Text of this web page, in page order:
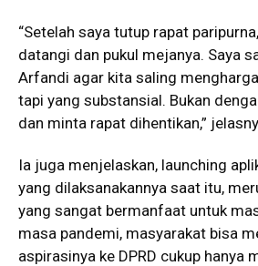
“Setelah saya tutup rapat
datangi dan pukul mejanya. Saya
Arfandi agar kita saling
tapi yang substansial. Bukan
dan minta rapat dihentikan,”
Ia juga menjelaskan, launching
yang dilaksanakannya saat itu,
yang sangat bermanfaat untuk
masa pandemi, masyarakat bisa
aspirasinya ke DPRD cukup hanya